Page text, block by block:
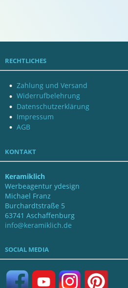
RECHTLICHES
Zahlung und Versand
Widerrufbelehrung
Datenschutzerklärung
Impressum
AGB
KONTAKT
Keramiklich
Werbeagentur ydesign
Michael Franz
Burchardtstraße 5
63741 Aschaffenburg
info@keramiklich.de
SOCIAL MEDIA